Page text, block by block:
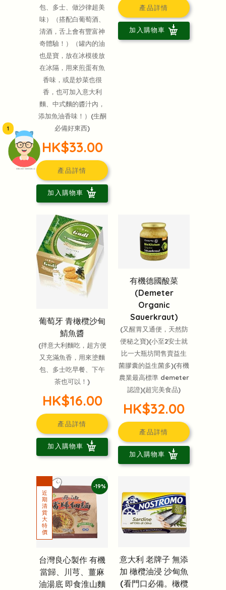
頭像生成器: 快樂家庭網上店
1
包、多士、做沙律超美
味）（搭配白葡萄酒、
清酒，舌上會有豐富神
奇體驗！）（罐內的油
也是寶，放在冰模後放
在冰隔，用來煎蛋有魚
香味，或是炒菜也很
香，也可加入意大利
麵、中式麵的醬汁內，
添加魚油香味！）(生酮
必備好東西)
HK$33.00
產品詳情
加入購物車
產品詳情
加入購物車
葡萄牙 青橄欖沙甸
鯖魚醬
(拌意大利麵吃，超方便
又充滿魚香，用來塗麵
包、多士吃早餐、下午
茶也可以！)
HK$16.00
產品詳情
加入購物車
有機德國酸菜
(Demeter
Organic
Sauerkraut)
(又醒胃又通便，天然防
便秘之寶)(小至2安士就
比一大瓶坊間售賣益生
菌膠囊的益生菌多)(有機
農業最高標準 demeter
認證)(超完美食品)
HK$32.00
產品詳情
加入購物車
-19%
台灣良心製作 有機
當歸、川芎、薑麻
油湯底 即食淮山麵
意大利 老牌子 無添
加 橄欖油浸 沙甸魚
(看門口必備。橄欖